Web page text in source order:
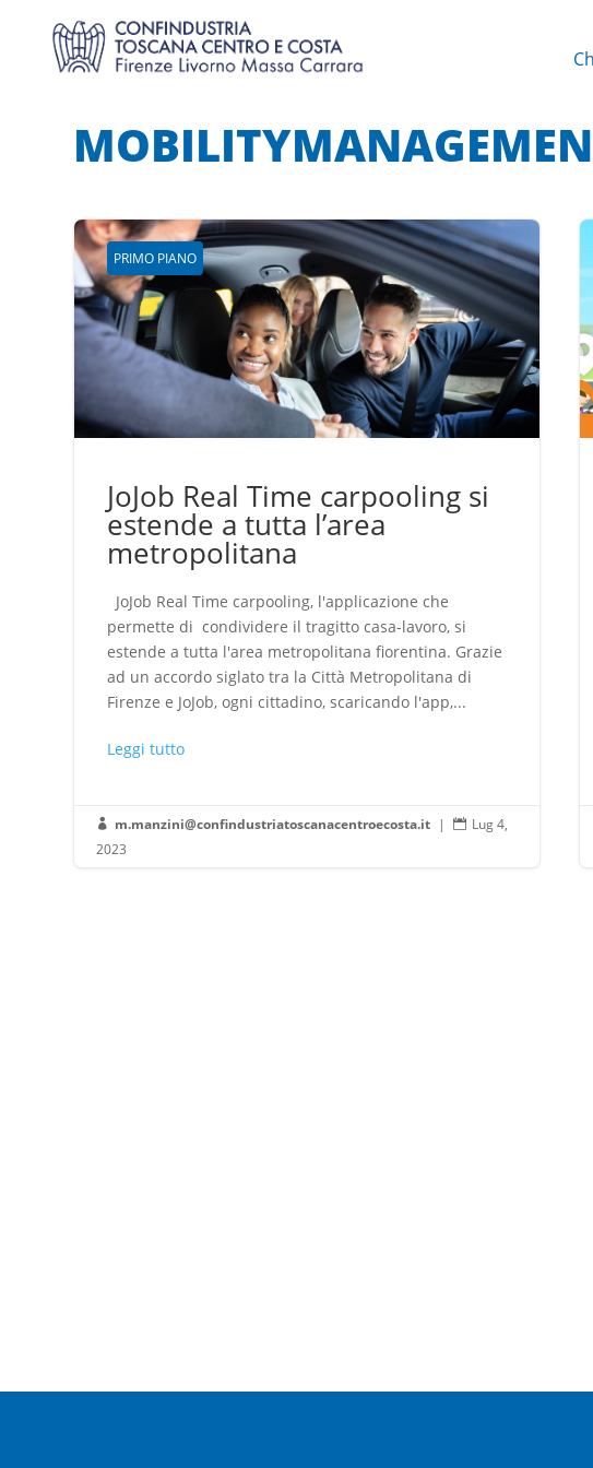
PRIMO PIANO
JoJob Real Time carpooling si
estende a tutta l’area
metropolitana
JoJob Real Time carpooling, l'applicazione che
permette di condividere il tragitto casa-lavoro, si
estende a tutta l'area metropolitana fiorentina. Grazie
ad un accordo siglato tra la Città Metropolitana di
Firenze e JoJob, ogni cittadino, scaricando l'app,...
Leggi tutto
 m.manzini@confindustriatoscanacentroecosta.it |  Lug 4,
2023